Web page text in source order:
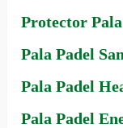
Protector
Pala Padel
Pala Padel
Pala Padel